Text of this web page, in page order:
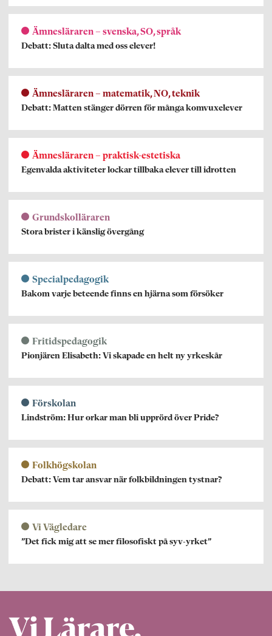
Ämnesläraren – svenska, SO, språk
Debatt: Sluta dalta med oss elever!
Ämnesläraren – matematik, NO, teknik
Debatt: Matten stänger dörren för många komvuxelever
Ämnesläraren – praktisk-estetiska
Egenvalda aktiviteter lockar tillbaka elever till idrotten
Grundskolläraren
Stora brister i känslig övergång
Specialpedagogik
Bakom varje beteende finns en hjärna som försöker
Fritidspedagogik
Pionjären Elisabeth: Vi skapade en helt ny yrkeskår
Förskolan
Lindström: Hur orkar man bli upprörd över Pride?
Folkhögskolan
Debatt: Vem tar ansvar när folkbildningen tystnar?
Vi Vägledare
”Det fick mig att se mer filosofiskt på syv-yrket”